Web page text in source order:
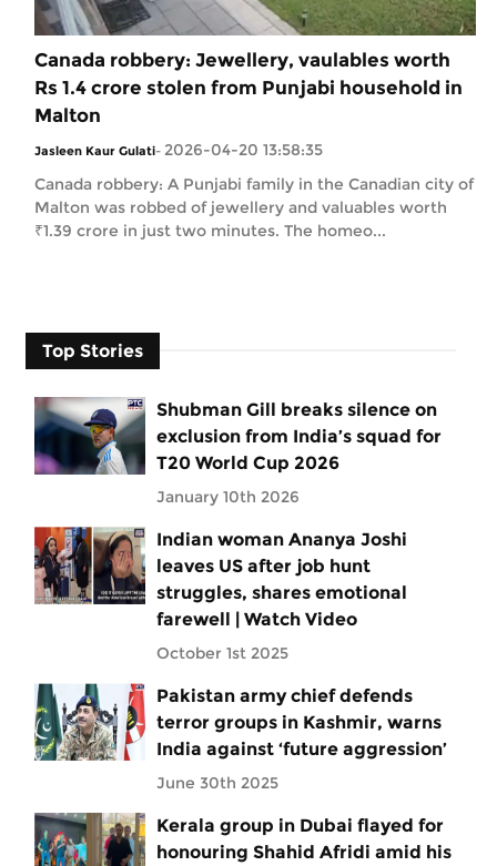
Canada robbery: Jewellery, vaulables worth
Rs 1.4 crore stolen from Punjabi household in
Malton
Jasleen Kaur Gulati- 2026-04-20 13:58:35
Canada robbery: A Punjabi family in the Canadian city of
Malton was robbed of jewellery and valuables worth
₹1.39 crore in just two minutes. The homeo...
Top Stories
Shubman Gill breaks silence on
exclusion from India’s squad for
T20 World Cup 2026
January 10th 2026
Indian woman Ananya Joshi
leaves US after job hunt
struggles, shares emotional
farewell | Watch Video
October 1st 2025
Pakistan army chief defends
terror groups in Kashmir, warns
India against ‘future aggression’
June 30th 2025
Kerala group in Dubai flayed for
honouring Shahid Afridi amid his